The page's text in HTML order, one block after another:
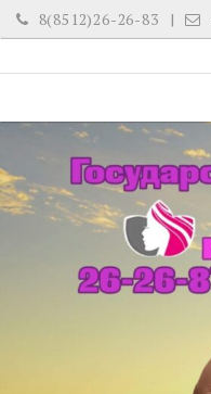
Skip
to
8(8512)26-26-83